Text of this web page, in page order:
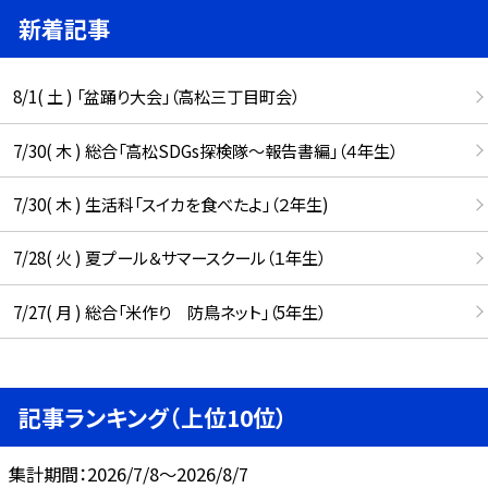
新着記事
8/1( 土 ) 「盆踊り大会」（高松三丁目町会）
7/30( 木 ) 総合「高松SDGs探検隊〜報告書編」（４年生）
7/30( 木 ) 生活科「スイカを食べたよ」（２年生)
7/28( 火 ) 夏プール＆サマースクール（１年生）
7/27( 月 ) 総合「米作り 防鳥ネット」（5年生）
記事ランキング（上位10位）
集計期間：2026/7/8～2026/8/7